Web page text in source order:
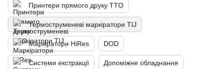
Принтери прямого друку TTO
Термоструменеві маркіратори TIJ
Маркіратори HiRes DOD
Системи екстракції Допоміжне обладнання